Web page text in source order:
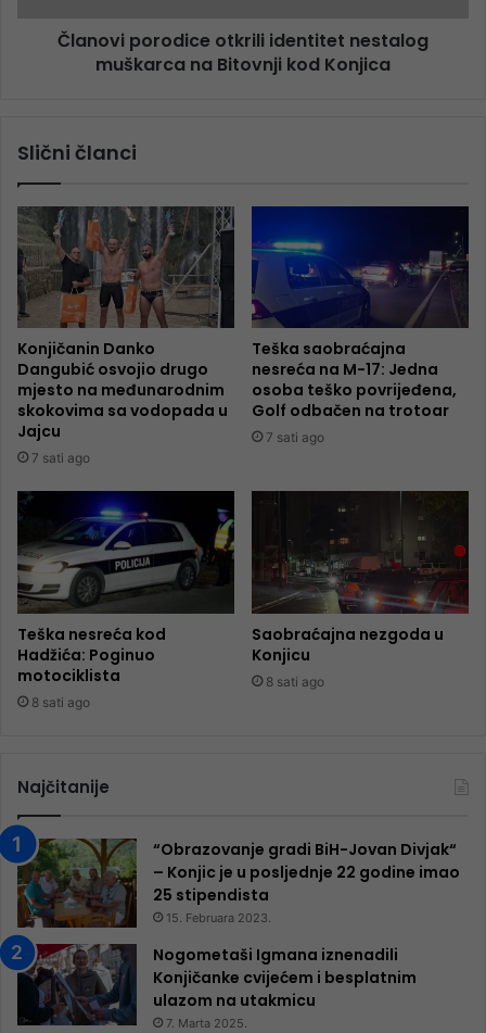
Članovi porodice otkrili identitet nestalog
muškarca na Bitovnji kod Konjica
Slični članci
Konjičanin Danko
Dangubić osvojio drugo
mjesto na međunarodnim
skokovima sa vodopada u
Jajcu
7 sati ago
Teška saobraćajna
nesreća na M-17: Jedna
osoba teško povrijeđena,
Golf odbačen na trotoar
7 sati ago
Teška nesreća kod
Hadžića: Poginuo
motociklista
8 sati ago
Saobraćajna nezgoda u
Konjicu
8 sati ago
Najčitanije
“Obrazovanje gradi BiH-Jovan Divjak“
– Konjic je u posljednje 22 godine imao
25 ​​stipendista
15. Februara 2023.
Nogometaši Igmana iznenadili
Konjičanke cvijećem i besplatnim
ulazom na utakmicu
7. Marta 2025.